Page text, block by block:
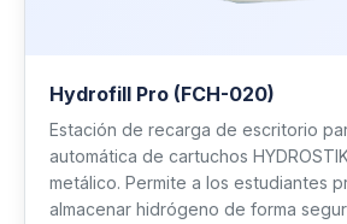
Hydrofill Pro (FCH-020)
Estación de recarga de escritorio
automática de cartuchos
metálico. Permite a los estudiantes
almacenar hidrógeno de forma